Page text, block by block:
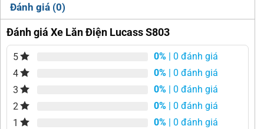
Đánh giá (0)
Đánh giá Xe Lăn Điện Lucass S803
5 0% | 0 đánh giá
4
0% | 0 đánh giá
3
0% | 0 đánh giá
2
0% | 0 đánh giá
1
0% | 0 đánh giá